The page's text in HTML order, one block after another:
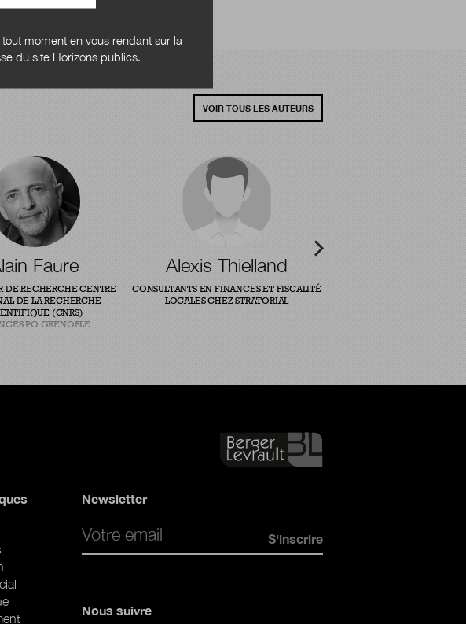
VOIR TOUS LES AUTEURS
Faure
DE RECHERCHE CENTRE
DE LA RECHERCHE
(CNRS)
PO GRENOBLE
Alexis Thielland
CONSULTANTS EN FINANCES ET FISCALITÉ
LOCALES CHEZ STRATORIAL
Newsletter
Email *
Nous suivre
moment en vous rendant sur la
du site Horizons publics.